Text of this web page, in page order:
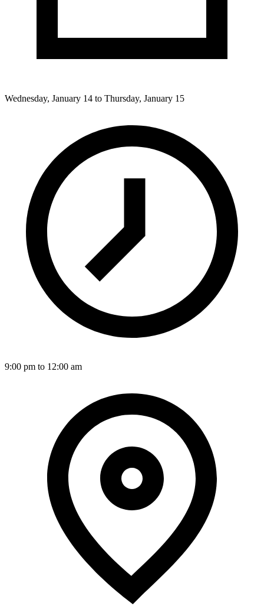
Wednesday, January 14 to Thursday, January 15
9:00 pm to 12:00 am